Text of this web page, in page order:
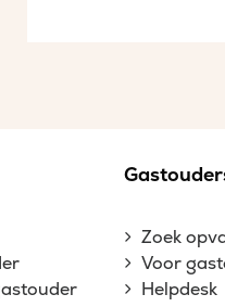
Zoek
Voor
Helpdesk